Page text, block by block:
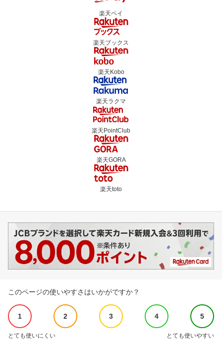
楽天ペイ
楽天ブックス
楽天Kobo
楽天ラクマ
楽天PointClub
楽天GORA
楽天toto
このページの使いやすさはいかがですか？
1 2 3 4 5
とても使いにくい とても使いやすい